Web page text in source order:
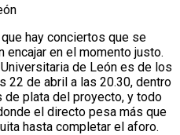
hay conciertos que se
encajar en el momento justo.
de León es de los
22 de abril a las 20.30, dentro
plata del proyecto, y todo
el directo pesa más que
hasta completar el aforo.